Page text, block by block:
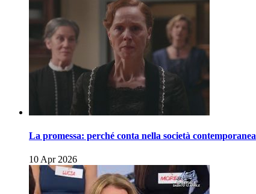
La promessa: perché conta nella società contemporanea
10 Apr 2026